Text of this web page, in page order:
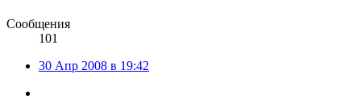
Сообщения
101
30 Апр 2008 в 19:42